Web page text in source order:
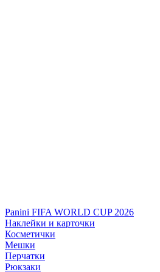
Panini FIFA WORLD CUP 2026
Наклейки и карточки
Косметички
Мешки
Перчатки
Рюкзаки